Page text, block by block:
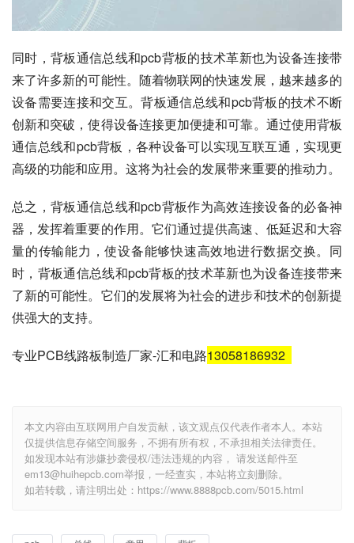
同时，背板通信总线和pcb背板的技术革新也为设备连接带
来了许多新的可能性。随着物联网的快速发展，越来越多的
设备需要连接和交互。背板通信总线和pcb背板的技术不断
创新和突破，使得设备连接更加便捷和可靠。通过使用背板
通信总线和pcb背板，各种设备可以实现互联互通，实现更
高级的功能和应用。这将为社会的发展带来重要的推动力。
总之，背板通信总线和pcb背板作为高效连接设备的必备神
器，发挥着重要的作用。它们通过提供高速、低延迟和大容
量的传输能力，使设备能够快速高效地进行数据交换。同
时，背板通信总线和pcb背板的技术革新也为设备连接带来
了新的可能性。它们的发展将为社会的进步和技术的创新提
供强大的支持。
专业PCB线路板制造厂家-汇和电路13058186932
本文内容由互联网用户自发贡献，该文观点仅代表作者本人。本站
仅提供信息存储空间服务，不拥有所有权，不承担相关法律责任。
如发现本站有涉嫌抄袭侵权/违法违规的内容， 请发送邮件至
em13@huihepcb.com举报，一经查实，本站将立刻删除。
如若转载，请注明出处：https://www.8888pcb.com/5015.html